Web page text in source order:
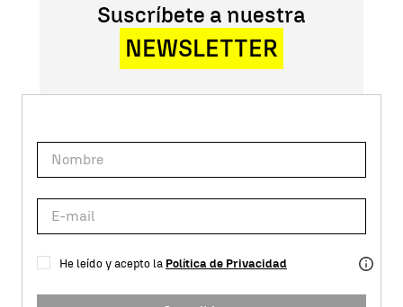
Suscríbete a nuestra
NEWSLETTER
He leído y acepto la Política de Privacidad